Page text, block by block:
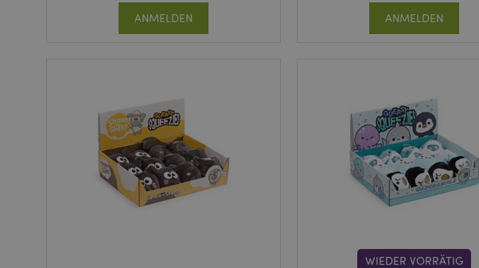
ANMELDEN ANMELDEN
WIEDER VORRÄTIG